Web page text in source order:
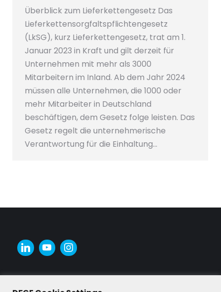
Überblick zum Lieferkettengesetz Das
Lieferkettensorgfaltspflichtengesetz
(LkSG), kurz Lieferkettengesetz, trat am 1.
Januar 2023 in Kraft und gilt derzeit für
Unternehmen mit mehr als 3000
Mitarbeitern im Inland. Ab dem Jahr 2024
müssen alle Unternehmen, die 1000 oder
mehr Mitarbeiter in Deutschland
beschäftigen, dem Gesetz folge leisten. Das
Gesetz regelt die unternehmerische
Verantwortung für die Einhaltung…